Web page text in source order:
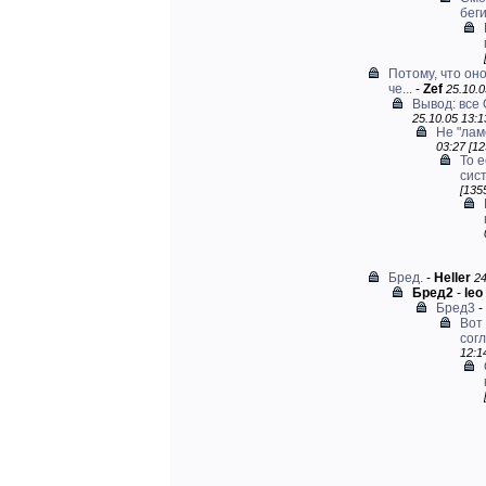
Потому, что
че... - Zef
Вывод:
25.10.05
Не
03:27
То
Бред. - Heller
Бред2 - leo
Бред3 -
Вот